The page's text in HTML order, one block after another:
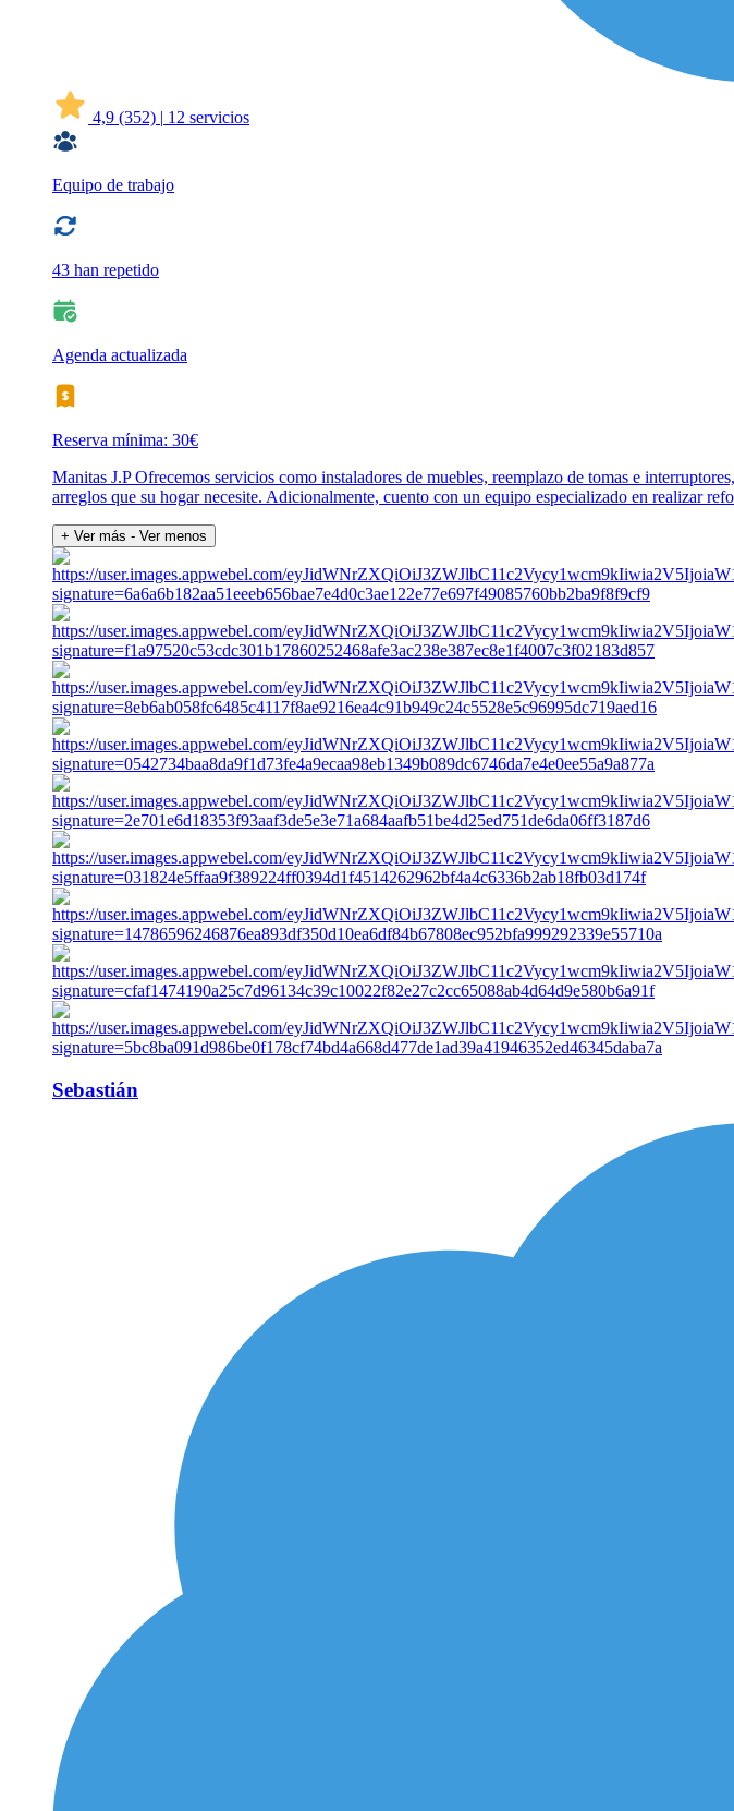
4,9 (352) | 12 servicios
Equipo de trabajo
43 han repetido
Agenda actualizada
Reserva mínima: 30€
Manitas J.P Ofrecemos servicios como instaladores de muebles, reemplazo de tomas e
arreglos que su hogar necesite. Adicionalmente, cuento con un equipo especializado en realizar
+ Ver más - Ver menos
Sebastián